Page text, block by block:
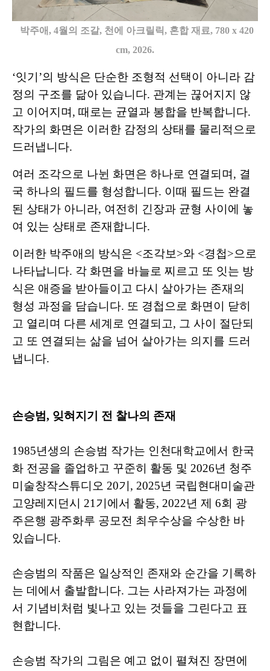
박주애, 4월의 조갈, 천에 아크릴릭, 혼합 재료, 780 x 420
cm, 2026.
‘잇기’의 방식은 단순한 조형적 선택이 아니라 감
정의 구조를 닮아 있습니다. 관계는 끊어지지 않
고 이어지며, 때로는 균열과 봉합을 반복합니다.
작가의 화면은 이러한 감정의 상태를 물리적으로
드러냅니다.
여러 조각으로 나뉜 화면은 하나로 연결되며, 결
국 하나의 필드를 형성합니다. 이때 필드는 완결
된 상태가 아니라, 여전히 긴장과 균형 사이에 놓
여 있는 상태로 존재합니다.
이러한 박주애의 방식은 <조각보>와 <경첩>으로
나타납니다. 각 화면을 바늘로 찌르고 또 잇는 방
식은 애증을 받아들이고 다시 살아가는 존재의
형성 과정을 담습니다. 또 경첩으로 화면이 닫히
고 열리며 다른 세계로 연결되고, 그 사이 절단되
고 또 연결되는 삶을 넘어 살아가는 의지를 드러
냅니다.
손승범, 잊혀지기 전 찰나의 존재
1985년생의 손승범 작가는 인천대학교에서 한국
화 전공을 졸업하고 꾸준히 활동 및 2026년 청주
미술창작스튜디오 20기, 2025년 국립현대미술관
고양레지던시 21기에서 활동, 2022년 제 6회 광
주은행 광주화루 공모전 최우수상을 수상한 바
있습니다.
손승범의 작품은 일상적인 존재와 순간을 기록하
는 데에서 출발합니다. 그는 사라져가는 과정에
서 기념비처럼 빛나고 있는 것들을 그린다고 표
현합니다.
손승범 작가의 그림은 예고 없이 펼쳐진 장면에